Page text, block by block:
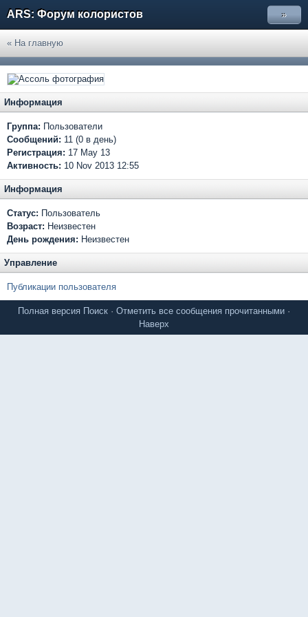
ARS: Форум колористов »
« На главную
Информация
Группа: Пользователи
Сообщений: 11 (0 в день)
Регистрация: 17 May 13
Активность: 10 Nov 2013 12:55
Информация
Статус: Пользователь
Возраст: Неизвестен
День рождения: Неизвестен
Управление
Публикации пользователя
Полная версия Поиск · Отметить все сообщения прочитанными ·
Наверх